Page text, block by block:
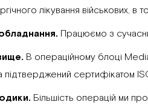
лікування
Працюємо з
В операційному блоці
сертифікатом
Більшість операцій ми